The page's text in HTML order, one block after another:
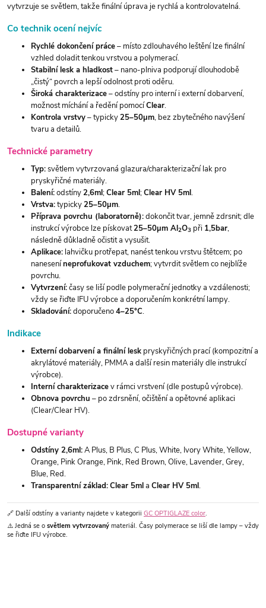
vytvrzuje se světlem, takže finální úprava je rychlá a kontrolovatelná.
Co technik ocení nejvíc
Rychlé dokončení práce– místo zdlouhavého leštění lze finální
vzhled doladit tenkou vrstvou a polymerací.
Stabilní lesk a hladkost– nano-plniva podporují dlouhodobě
„čistý“ povrch a lepší odolnost proti oděru.
Široká charakterizace– odstíny pro interní i externí dobarvení,
možnost míchání a ředění pomocíClear.
Kontrola vrstvy– typicky25–50µm, bez zbytečného navýšení
tvaru a detailů.
Technické parametry
Typ:světlem vytvrzovaná glazura/charakterizační lak pro
pryskyřičné materiály.
Balení:odstíny2,6ml;Clear 5ml;Clear HV 5ml.
Vrstva:typicky25–50µm.
Příprava povrchu (laboratorně):dokončit tvar, jemně zdrsnit; dle
instrukcí výrobce lze pískovat25–50µm Al2O3 při 1,5bar,
následně důkladně očistit a vysušit.
Aplikace: lahvičku protřepat, nanést tenkou vrstvu štětcem; po
naneseníneprofukovat vzduchem; vytvrdit světlem co nejblíže
povrchu.
Vytvrzení:časy se liší podle polymerační jednotky a vzdálenosti;
vždy se řiďte IFU výrobce a doporučením konkrétní lampy.
Skladování:doporučeno4–25°C.
Indikace
Externí dobarvení a finální lesk pryskyřičných prací (kompozitní a
akrylátové materiály, PMMA a další resin materiály dle instrukcí
výrobce).
Interní charakterizacev rámci vrstvení (dle postupů výrobce).
Obnova povrchu – po zdrsnění, očištění a opětovné aplikaci
(Clear/Clear HV).
Dostupné varianty
Odstíny 2,6ml:A Plus, B Plus, C Plus, White, Ivory White, Yellow,
Orange, Pink Orange, Pink, Red Brown, Olive, Lavender, Grey,
Blue, Red.
Transparentní základ:Clear 5mla Clear HV 5ml.
🔗 Další odstíny a varianty najdete v kategorii GC OPTIGLAZE color.
⚠️ Jedná se o světlem vytvrzovaný materiál. Časy polymerace se liší dle lampy – vždy
se řiďte IFU výrobce.